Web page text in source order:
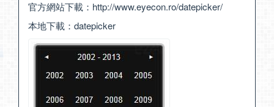
官方網站下載： http://www.eyecon.ro/datepicker/
本地下載： datepicker